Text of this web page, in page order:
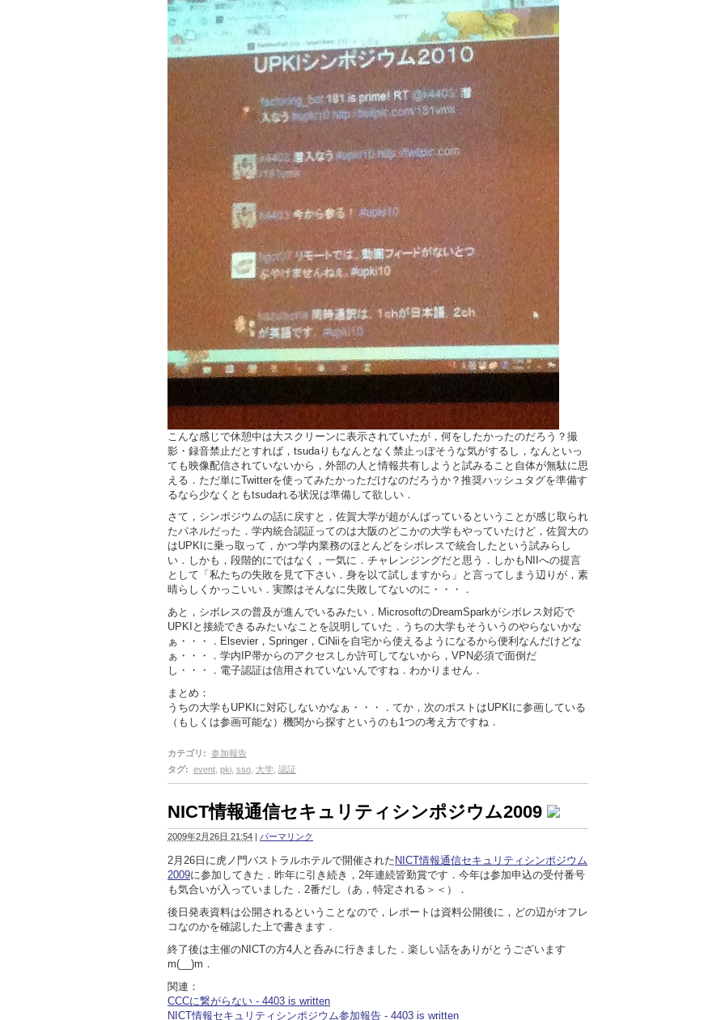
こんな感じで休憩中は大スクリーンに表示されていたが，何をしたかったのだろう？撮
影・録音禁止だとすれば，tsudaりもなんとなく禁止っぽそうな気がするし，なんといっ
ても映像配信されていないから，外部の人と情報共有しようと試みること自体が無駄に思
える．ただ単にTwitterを使ってみたかっただけなのだろうか？推奨ハッシュタグを準備す
るなら少なくともtsudaれる状況は準備して欲しい．
さて，シンポジウムの話に戻すと，佐賀大学が超がんばっているということが感じ取られ
たパネルだった．学内統合認証ってのは大阪のどこかの大学もやっていたけど，佐賀大の
はUPKIに乗っ取って，かつ学内業務のほとんどをシボレスで統合したという試みらし
い．しかも，段階的にではなく，一気に．チャレンジングだと思う．しかもNIIへの提言
として「私たちの失敗を見て下さい．身を以て試しますから」と言ってしまう辺りが，素
晴らしくかっこいい．実際はそんなに失敗してないのに・・・．
あと，シボレスの普及が進んでいるみたい．MicrosoftのDreamSparkがシボレス対応で
UPKIと接続できるみたいなことを説明していた．うちの大学もそういうのやらないかな
ぁ・・・．Elsevier，Springer，CiNiiを自宅から使えるようになるから便利なんだけどな
ぁ・・・．学内IP帯からのアクセスしか許可してないから，VPN必須で面倒だ
し・・・．電子認証は信用されていないんですね．わかりません．
まとめ：
うちの大学もUPKIに対応しないかなぁ・・・．てか，次のポストはUPKIに参画している
（もしくは参画可能な）機関から探すというのも1つの考え方ですね．
カテゴリ : 参加報告
タグ: event, pki, sso, 大学, 認証
NICT情報通信セキュリティシンポジウム2009
2009年2月26日 21:54 パーマリンク
2月26日に虎ノ門パストラルホテルで開催された NICT情報通信セキュリティシンポジウム
2009に参加してきた．昨年に引き続き，2年連続皆勤賞です．今年は参加申込の受付番号
も気合いが入っていました．2番だし（あ，特定される＞＜）．
後日発表資料は公開されるということなので，レポートは資料公開後に，どの辺がオフレ
コなのかを確認した上で書きます．
終了後は主催のNICTの方4人と呑みに行きました．楽しい話をありがとうございます
m(__)m．
関連：
CCCに繋がらない - 4403 is written
NICT情報セキュリティシンポジウム参加報告 - 4403 is written